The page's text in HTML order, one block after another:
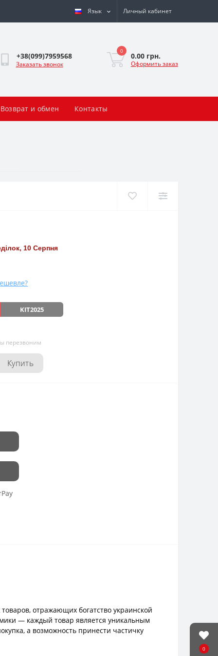
0
Язык Личный кабинет
+38(099)7959568
Заказать звонок
0
0.00 грн.
Оформить заказ
Возврат и обмен Контакты
10 Серпня
KIT2025
перезвоним
Купить
отражающих богатство украинской
— каждый товар является уникальным
а возможность принести частичку